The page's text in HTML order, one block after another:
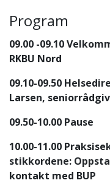
Program
09.00 -09.10
RKBU Nord
09.10-09.50
Larsen,
09.50-10.00 Pause
10.00-11.00
stikkordene:
kontakt med BUP